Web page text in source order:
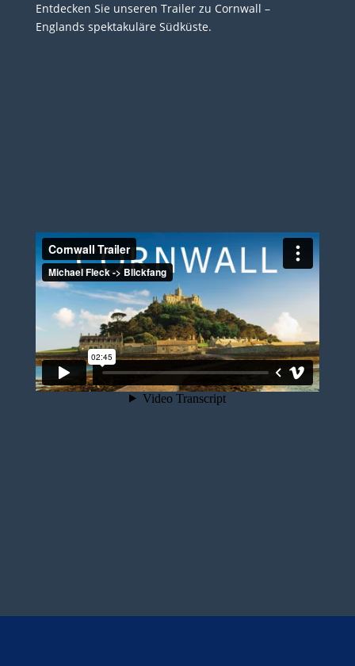
Entdecken Sie unseren Trailer zu Cornwall –
Englands spektakuläre Südküste.